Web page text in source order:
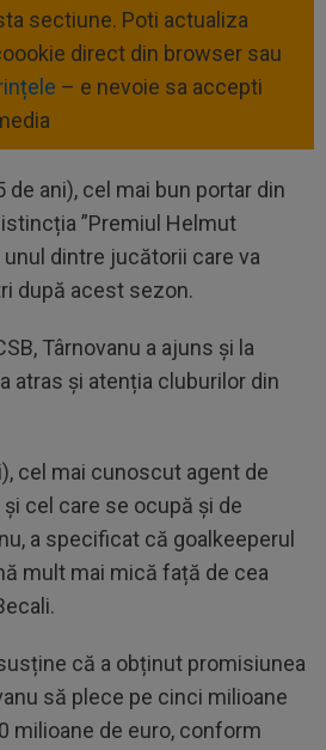
sectiune. Poti actualiza
direct din browser sau
– e nevoie sa accepti
de ani), cel mai bun portar din
”Premiul Helmut
unul dintre jucătorii care va
după acest sezon.
Târnovanu a ajuns și la
atras și atenția cluburilor din
cel mai cunoscut agent de
cel care se ocupă și de
a specificat că goalkeeperul
mult mai mică față de cea
că a obținut promisiunea
să plece pe cinci milioane
milioane de euro, conform